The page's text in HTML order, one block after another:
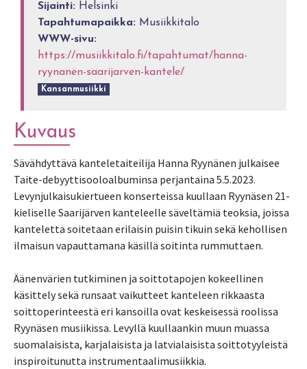
Sijainti: Helsinki
Tapahtumapaikka: Musiikkitalo
WWW-sivu:
https://musiikkitalo.fi/tapahtumat/hanna-
ryynanen-saarijarven-kantele/
Kansanmusiikki
Kuvaus
Sävähdyttävä kanteletaiteilija Hanna Ryynänen julkaisee
Taite-debyyttisooloalbuminsa perjantaina 5.5.2023.
Levynjulkaisukiertueen konserteissa kuullaan Ryynäsen 21-
kieliselle Saarijärven kanteleelle säveltämiä teoksia, joissa
kanteletta soitetaan erilaisin puisin tikuin sekä kehollisen
ilmaisun vapauttamana käsillä soitinta rummuttaen.
Äänenvärien tutkiminen ja soittotapojen kokeellinen
käsittely sekä runsaat vaikutteet kanteleen rikkaasta
soittoperinteestä eri kansoilla ovat keskeisessä roolissa
Ryynäsen musiikissa. Levyllä kuullaankin muun muassa
suomalaisista, karjalaisista ja latvialaisista soittotyyleistä
inspiroitunutta instrumentaalimusiikkia.